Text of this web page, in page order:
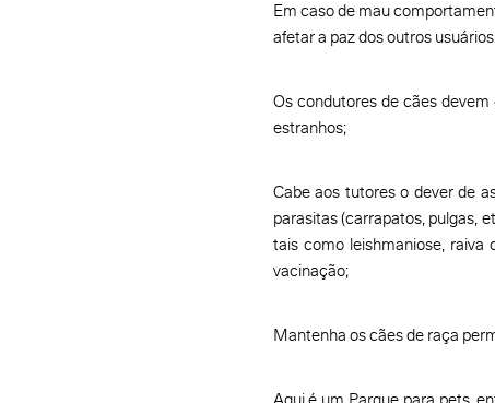
Em caso de mau
afetar a paz dos outros
Os condutores de cães
estranhos;
Cabe aos tutores o dever de
parasitas (carrapatos, pulgas,
tais como leishmaniose,
vacinação;
Mantenha os cães de raça